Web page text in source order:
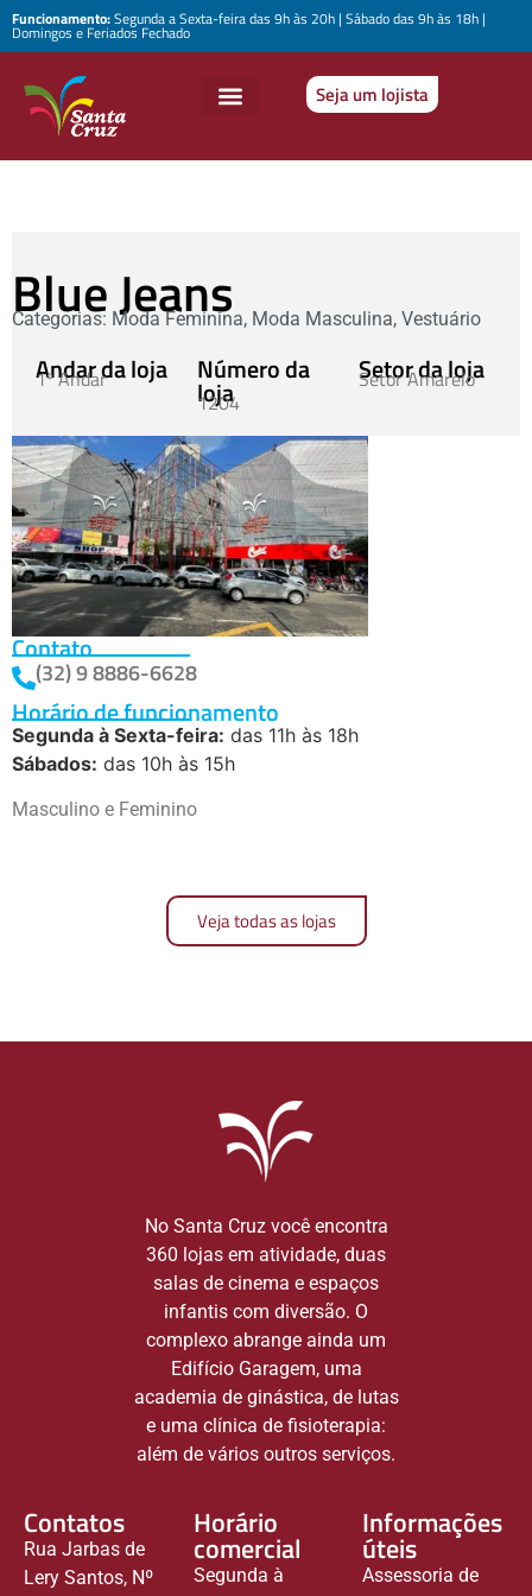
Funcionamento:Segunda a Sexta-feira das 9h às 20h | Sábado das 9h às 18h |
Domingos e Feriados Fechado
Seja um lojista
Blue Jeans
Categorias: Moda Feminina, Moda Masculina, Vestuário
Andar da loja
1º Andar Número da
loja
1204
Setor da loja
Setor Amarelo
Contato
(32) 9 8886-6628
Horário de funcionamento
Segunda à Sexta-feira: das 11h às 18h
Sábados: das 10h às 15h
Masculino e Feminino
Veja todas as lojas
No Santa Cruz você encontra
360 lojas em atividade, duas
salas de cinema e espaços
infantis com diversão. O
complexo abrange ainda um
Edifício Garagem, uma
academia de ginástica, de lutas
e uma clínica de fisioterapia:
além de vários outros serviços.
Contatos
Rua Jarbas de
Lery Santos, Nº
Horário
comercial
Segunda à
Informações
úteis
Assessoria de